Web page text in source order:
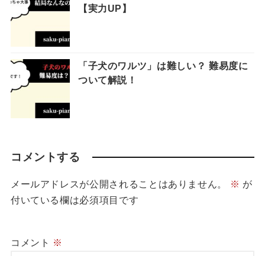
【実力UP】
「子犬のワルツ」は難しい？ 難易度に
ついて解説！
コメントする
メールアドレスが公開されることはありません。 ※ が
付いている欄は必須項目です
コメント ※